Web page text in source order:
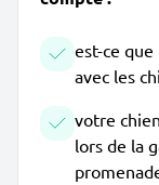
est-ce
avec les
votre
lors de la